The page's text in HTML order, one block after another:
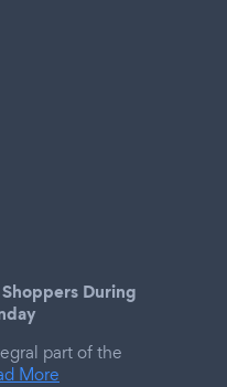
During
part of the
More